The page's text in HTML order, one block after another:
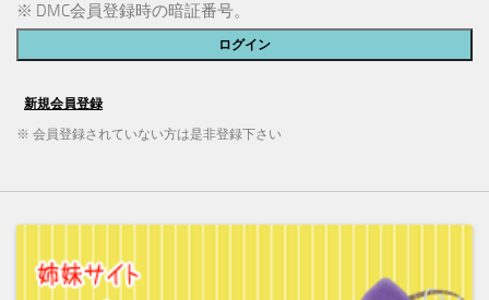
※ DMC会員登録時の暗証番号。
※ 会員登録されていない方は是非登録下さい